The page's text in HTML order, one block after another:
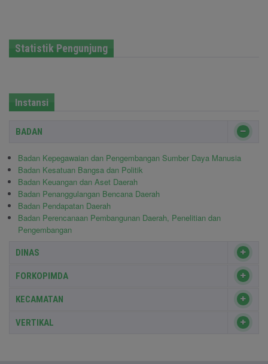
Statistik Pengunjung
Instansi
BADAN
Badan Kepegawaian dan Pengembangan Sumber Daya Manusia
Badan Kesatuan Bangsa dan Politik
Badan Keuangan dan Aset Daerah
Badan Penanggulangan Bencana Daerah
Badan Pendapatan Daerah
Badan Perencanaan Pembangunan Daerah, Penelitian dan
Pengembangan
DINAS
FORKOPIMDA
KECAMATAN
VERTIKAL